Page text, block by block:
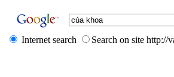
Internet search Search on site http://